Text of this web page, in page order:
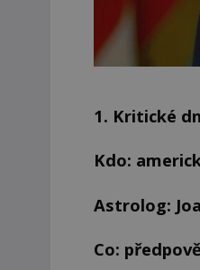
1. Kritické
Kdo:
Astrolog:
Co: